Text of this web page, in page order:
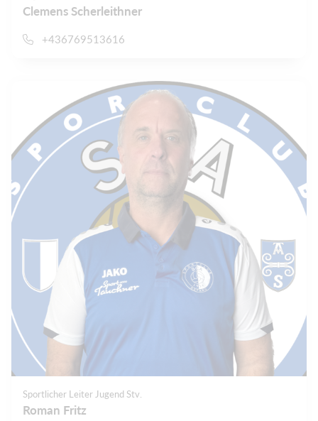
Clemens Scherleithner
+436769513616
Sportlicher Leiter Jugend Stv.
Roman Fritz